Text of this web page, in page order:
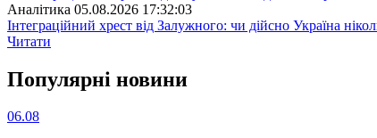
Аналітика 05.08.2026 17:32:03
Інтеграційний хрест від Залужного: чи дійсно Україна
Читати
Популярнi новини
06.08